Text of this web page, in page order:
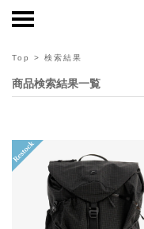
Top > 検索結果
商品検索結果一覧